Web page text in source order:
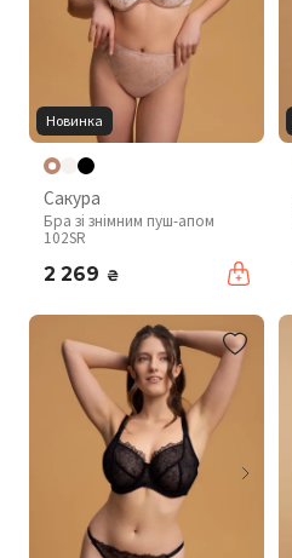
Новинка
Сакура
Бра зі знімним пуш-апом
102SR
2 269 ₴